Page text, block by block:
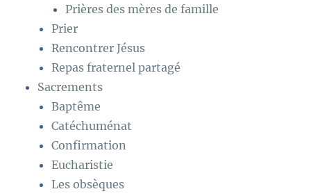
Prières des mères de famille
Prier
Rencontrer Jésus
Repas fraternel partagé
Sacrements
Baptême
Catéchuménat
Confirmation
Eucharistie
Les obsèques